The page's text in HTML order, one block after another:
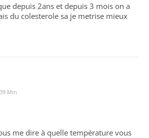
depuis 2ans et depuis 3 mois on a
du colesterole sa je metrise mieux
Min
me dire à quelle température vous